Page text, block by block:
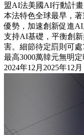
盟AI法美國AI行動計
本法特色全球最早，
優勢，加速創新促進
支持AI基礎，平衡創
害。細節待定罰則可
最高3000萬韓元無明定
2024年12月2025年12月